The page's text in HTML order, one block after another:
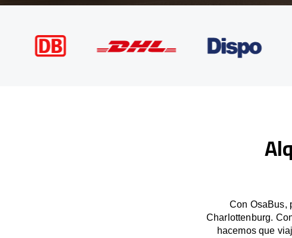
Con OsaBus,
Charlottenburg.
hacemos que